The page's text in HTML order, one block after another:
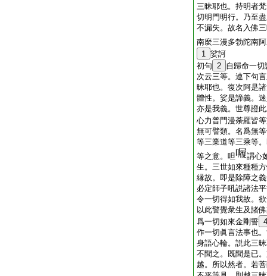
三昧耶也。持明者
切明門明行。乃至
不漏失。故名入佛
南麼三漫多勃陀南
1 娑訶
初句 2 自歸命一
次云三等。連下句
昧耶也。復次阿是
體性。娑是諦義。
亦是我義。世尊證
心力普門漫荼羅皆
無可譬類。名爲無
等三業道等三乘等
等之意。呾
謂心
生。三世如來種種
縁故。即是除障之
必定師子吼説諸法
令一切得如我故。
以此警覺衆生及諸
爲一切如來金剛誓 4
作一切眞言法事也
身語心輪。説此三
不聞之。既聞是已
越。所以然者。若